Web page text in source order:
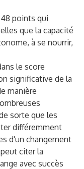
points qui
que la capacité
à se nourrir,
le score
significative de la
manière
sorte que les
différemment
d'un changement
citer la
avec succès